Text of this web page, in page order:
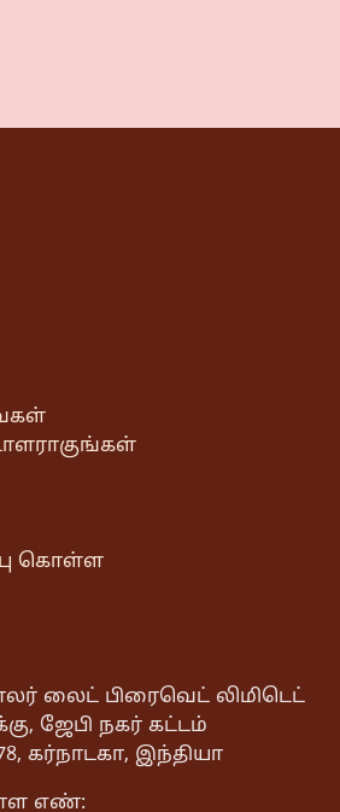
கொள்ள
லைட் பிரைவெட் லிமிடெட்
ஜேபி நகர் கட்டம்
கர்நாடகா, இந்தியா
எண்: